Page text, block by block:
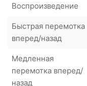
Воспроизведение
Быстрая перемотка
вперед/назад
Медленная
перемотка вперед/
назад